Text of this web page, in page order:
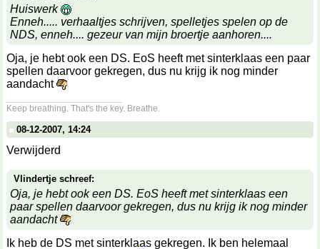
Huiswerk
Enneh..... verhaaltjes schrijven, spelletjes spelen op de
NDS, enneh.... gezeur van mijn broertje aanhoren....
Oja, je hebt ook een DS. EoS heeft met sinterklaas een paar
spellen daarvoor gekregen, dus nu krijg ik nog minder
aandacht
Keep breathing. That's the key. Breathe.
08-12-2007, 14:24
Verwijderd
Vlindertje schreef:
Oja, je hebt ook een DS. EoS heeft met sinterklaas een
paar spellen daarvoor gekregen, dus nu krijg ik nog minder
aandacht
Ik heb de DS met sinterklaas gekregen. Ik ben helemaal